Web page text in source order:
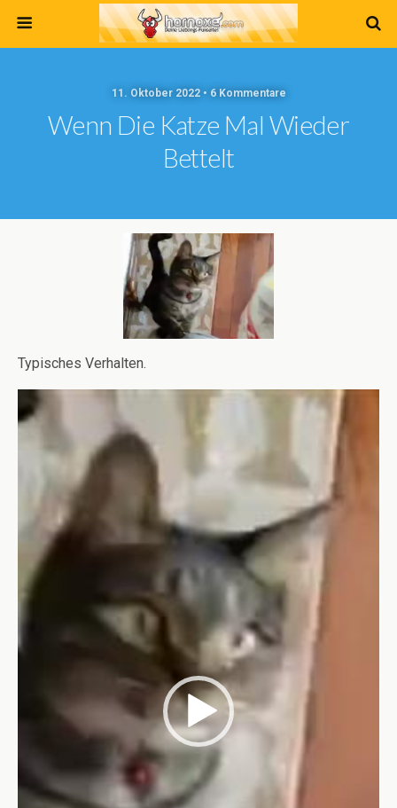
11. Oktober 2022 • 6 Kommentare
Wenn Die Katze Mal Wieder
Bettelt
Typisches Verhalten.
Player